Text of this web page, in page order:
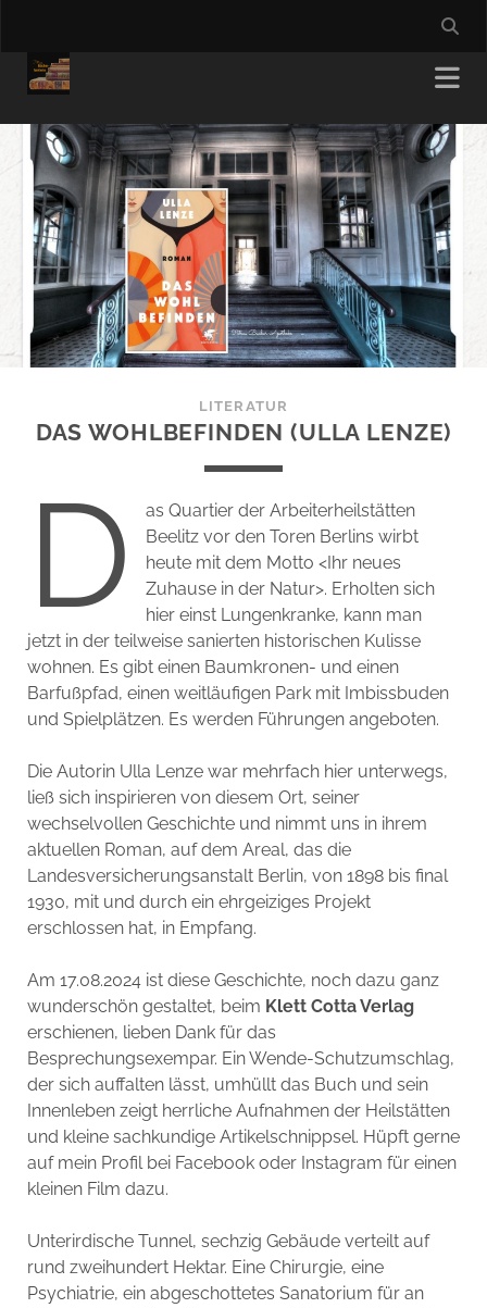
LITERATUR
DAS WOHLBEFINDEN (ULLA LENZE)
D
as Quartier der Arbeiterheilstätten
Beelitz vor den Toren Berlins wirbt
heute mit dem Motto <Ihr neues
Zuhause in der Natur>. Erholten sich
hier einst Lungenkranke, kann man
jetzt in der teilweise sanierten historischen Kulisse
wohnen. Es gibt einen Baumkronen- und einen
Barfußpfad, einen weitläufigen Park mit Imbissbuden
und Spielplätzen. Es werden Führungen angeboten.
Die Autorin Ulla Lenze war mehrfach hier unterwegs,
ließ sich inspirieren von diesem Ort, seiner
wechselvollen Geschichte und nimmt uns in ihrem
aktuellen Roman, auf dem Areal, das die
Landesversicherungsanstalt Berlin, von 1898 bis final
1930, mit und durch ein ehrgeiziges Projekt
erschlossen hat, in Empfang.
Am 17.08.2024 ist diese Geschichte, noch dazu ganz
wunderschön gestaltet, beim Klett Cotta Verlag
erschienen, lieben Dank für das
Besprechungsexempar. Ein Wende-Schutzumschlag,
der sich auffalten lässt, umhüllt das Buch und sein
Innenleben zeigt herrliche Aufnahmen der Heilstätten
und kleine sachkundige Artikelschnippsel. Hüpft gerne
auf mein Profil bei Facebook oder Instagram für einen
kleinen Film dazu.
Unterirdische Tunnel, sechzig Gebäude verteilt auf
rund zweihundert Hektar. Eine Chirurgie, eine
Psychiatrie, ein abgeschottetes Sanatorium für an